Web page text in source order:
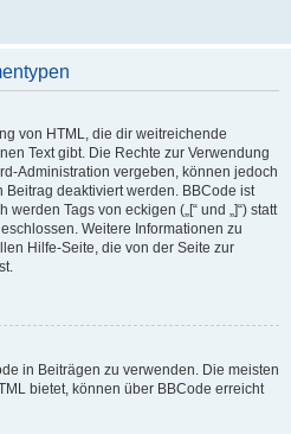
von HTML, die dir weitreichende
Text gibt. Die Rechte zur Verwendung
Administration vergeben, können jedoch
deaktiviert werden. BBCode ist
Tags von eckigen („[“ und „]“) statt
Weitere Informationen zu
Hilfe-Seite, die von der Seite zur
in Beiträgen zu verwenden. Die meisten
bietet, können über BBCode erreicht